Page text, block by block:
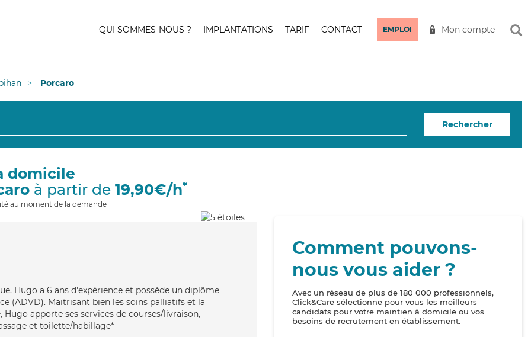
QUI SOMMES-NOUS ? IMPLANTATIONS TARIF CONTACT EMPLOI Mon compte
Porcaro
Rechercher
domicile
à partir de 19,90€/h*
au moment de la demande
Hugo a 6 ans d'expérience et possède un diplôme
(ADVD). Maitrisant bien les soins palliatifs et la
apporte ses services de courses/livraison,
et toilette/habillage*
Comment pouvons-
nous vous aider ?
Avec un réseau de plus de 180 000 professionnels,
Click&Care sélectionne pour vous les meilleurs
candidats pour votre maintien à domicile ou vos
besoins de recrutement en établissement.